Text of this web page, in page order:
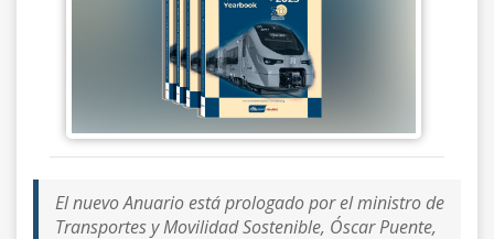
El nuevo Anuario está prologado por el ministro de
Transportes y Movilidad Sostenible, Óscar Puente,